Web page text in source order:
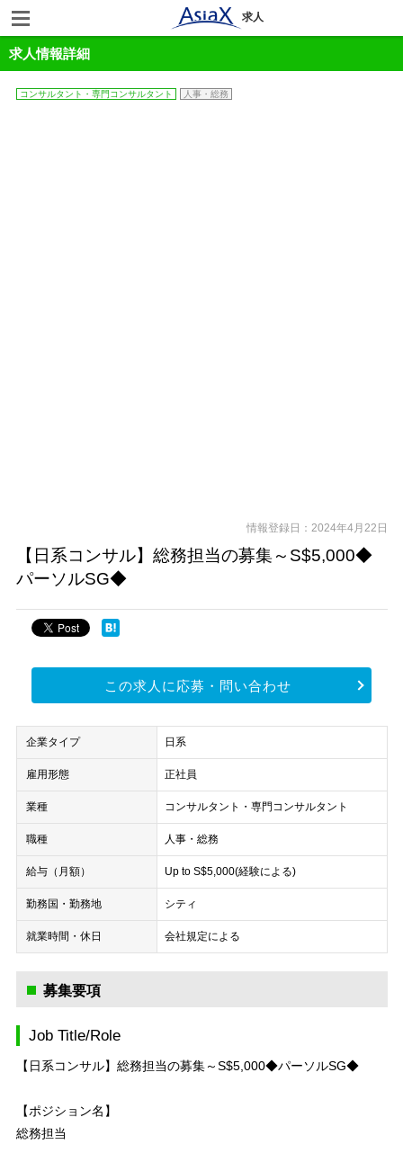
求人
求人情報詳細
コンサルタント・専門コンサルタント 人事・総務
情報登録日：2024年4月22日
【日系コンサル】総務担当の募集～S$5,000◆
パーソルSG◆
この求人に応募・問い合わせ
企業タイプ 日系
雇用形態 正社員
業種 コンサルタント・専門コンサルタント
職種 人事・総務
給与（月額） Up to S$5,000(経験による)
勤務国・勤務地 シティ
就業時間・休日 会社規定による
募集要項
Job Title/Role
【日系コンサル】総務担当の募集～S$5,000◆パーソルSG◆
【ポジション名】
総務担当